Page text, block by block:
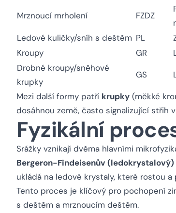
Mrznoucí mrholení FZDZ
Ledové kuličky/sníh s deštěm PL
Kroupy
GR
Drobné kroupy/sněhové
krupky
GS
Mezi další formy patří krupky (měkké
dosáhnou země, často signalizující střih
Fyzikální
Srážky vznikají dvěma hlavními
Bergeron-Findeisenův (ledokrystalový)
ukládá na ledové krystaly, které rostou
Tento proces je klíčový pro pochopení
s deštěm a mrznoucím deštěm.